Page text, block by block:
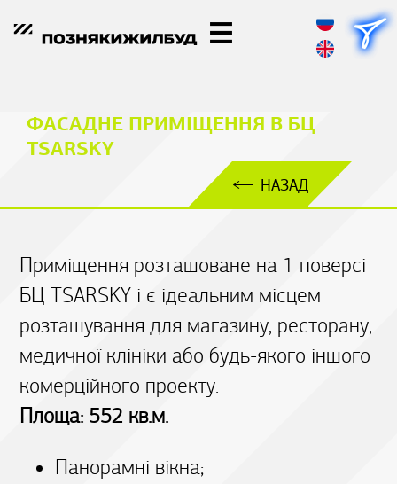
ФАСАДНЕ ПРИМІЩЕННЯ В БЦ
TSARSKY
НАЗАД
Приміщення розташоване на 1 поверсі
БЦ TSARSKY і є ідеальним місцем
розташування для магазину, ресторану,
медичної клініки або будь-якого іншого
комерційного проекту.
Площа: 552 кв.м.
Панорамні вікна;